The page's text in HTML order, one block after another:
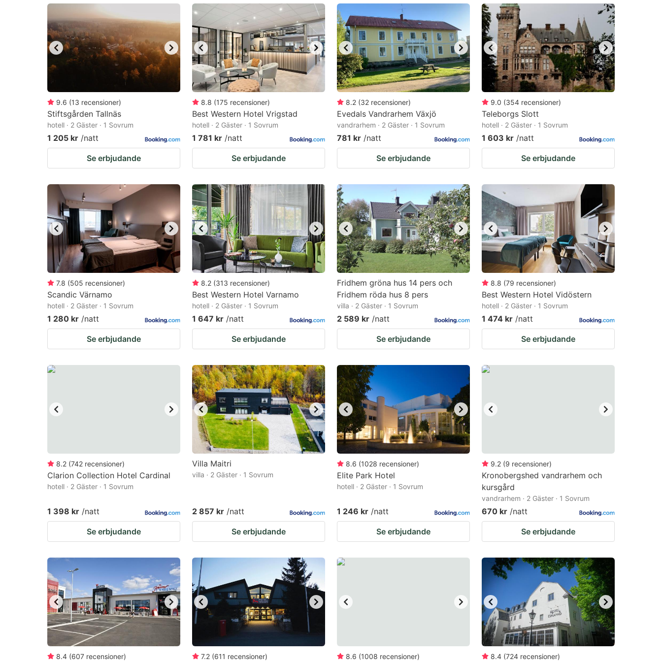
mark
key
to
get
shortcuts
for
changing
dates.
key
to
get
the
keyboard
shortcuts
for
changing
dates.
9.6 (13 recensioner)
Stiftsgården Tallnäs
hotell · 2 Gäster · 1 Sovrum
1 205 kr /natt
Se erbjudande
8.8 (175 recensioner)
Best Western Hotel Vrigstad
hotell · 2 Gäster · 1 Sovrum
1 781 kr /natt
Se erbjudande
8.2 (32 recensioner)
Evedals Vandrarhem Växjö
vandrarhem · 2 Gäster · 1 Sovrum
781 kr /natt
Se erbjudande
9.0 (354 recensioner)
Teleborgs Slott
hotell · 2 Gäster · 1 Sovrum
1 603 kr /natt
Se erbjudande
7.8 (505 recensioner)
Scandic Värnamo
hotell · 2 Gäster · 1 Sovrum
1 280 kr /natt
Se erbjudande
8.2 (313 recensioner)
Best Western Hotel Varnamo
hotell · 2 Gäster · 1 Sovrum
1 647 kr /natt
Se erbjudande
Fridhem gröna hus 14 pers och
Fridhem röda hus 8 pers
villa · 2 Gäster · 1 Sovrum
2 589 kr /natt
Se erbjudande
8.8 (79 recensioner)
Best Western Hotel Vidöstern
hotell · 2 Gäster · 1 Sovrum
1 474 kr /natt
Se erbjudande
8.2 (742 recensioner)
Clarion Collection Hotel Cardinal
hotell · 2 Gäster · 1 Sovrum
1 398 kr /natt
Se erbjudande
Villa Maitri
villa · 2 Gäster · 1 Sovrum
2 857 kr /natt
Se erbjudande
8.6 (1028 recensioner)
Elite Park Hotel
hotell · 2 Gäster · 1 Sovrum
1 246 kr /natt
Se erbjudande
9.2 (9 recensioner)
Kronobergshed vandrarhem och
kursgård
vandrarhem · 2 Gäster · 1 Sovrum
670 kr /natt
Se erbjudande
8.4 (607 recensioner) 7.2 (611 recensioner) 8.6 (1008 recensioner) 8.4 (724 recensioner)